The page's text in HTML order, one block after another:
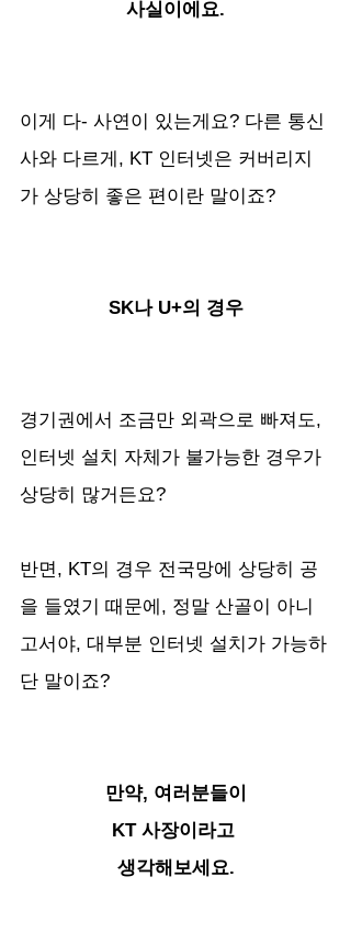
사실이에요.
이게 다- 사연이 있는게요? 다른 통신
사와 다르게, KT 인터넷은 커버리지
가 상당히 좋은 편이란 말이죠?
SK나 U+의 경우
경기권에서 조금만 외곽으로 빠져도,
인터넷 설치 자체가 불가능한 경우가
상당히 많거든요?
반면, KT의 경우 전국망에 상당히 공
을 들였기 때문에, 정말 산골이 아니
고서야, 대부분 인터넷 설치가 가능하
단 말이죠?
만약, 여러분들이
KT 사장이라고
생각해보세요.